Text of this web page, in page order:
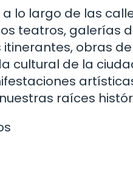
lo largo de las
teatros, galerías
obras
cultural de la
raíces